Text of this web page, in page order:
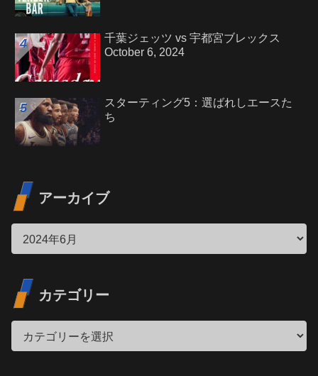
千葉ジェッツ vs 宇都宮ブレックス
October 6, 2024
スターティング5：選ばれしエースた
ち
アーカイブ
カテゴリー